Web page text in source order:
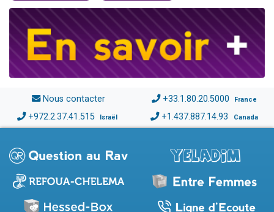
Nous contacter +33.1.80.20.5000 France
+972.2.37.41.515 Israël +1.437.887.14.93 Canada